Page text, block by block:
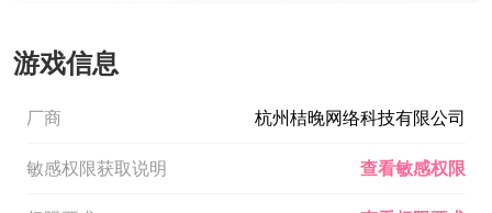
游戏信息
厂商 杭州桔晚网络科技有限公司
敏感权限获取说明 查看敏感权限